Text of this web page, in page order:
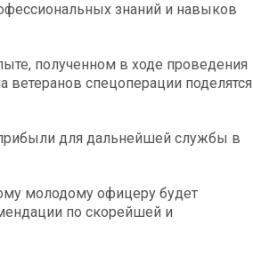
знаний и навыков
полученном в ходе проведения
спецоперации поделятся
прибыли для дальнейшей службы в
молодому офицеру будет
по скорейшей и